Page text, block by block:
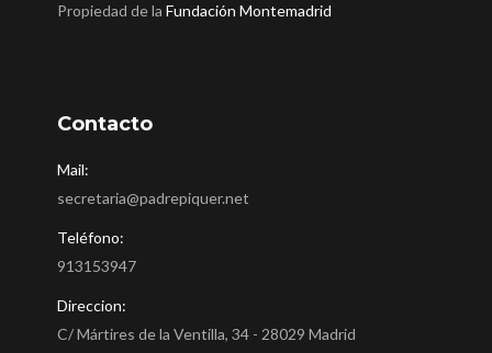
Propiedad de laFundación Montemadrid
Contacto
Mail:
secretaria@padrepiquer.net
Teléfono:
913153947
Direccion:
C/ Mártires de la Ventilla, 34 - 28029 Madrid